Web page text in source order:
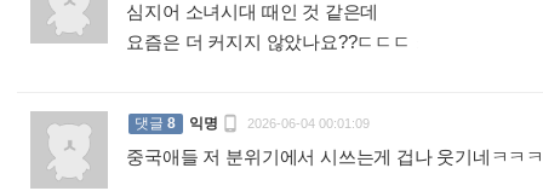
심지어 소녀시대 때인 것 같은데
요즘은 더 커지지 않았나요??ㄷㄷㄷ
댓글 8 익명  2026-06-04 00:01:09
중국애들 저 분위기에서 시쓰는게 겁나 웃기네ㅋㅋ